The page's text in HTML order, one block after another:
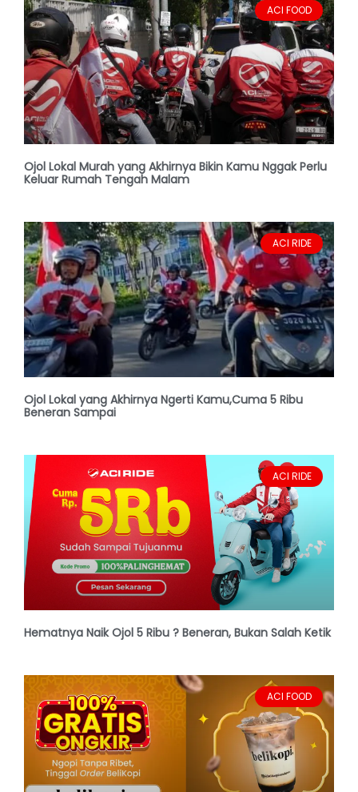
ACI FOOD
Ojol Lokal Murah yang Akhirnya Bikin Kamu Nggak Perlu
Keluar Rumah Tengah Malam
ACI RIDE
Ojol Lokal yang Akhirnya Ngerti Kamu,Cuma 5 Ribu
Beneran Sampai
ACI RIDE
Hematnya Naik Ojol 5 Ribu ? Beneran, Bukan Salah Ketik
ACI FOOD